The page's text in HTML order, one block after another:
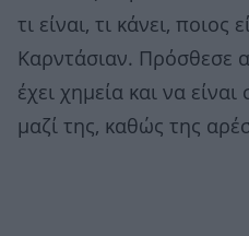
τι είναι, τι κάνει, ποιος
Καρντάσιαν. Πρόσθεσε
έχει χημεία και να
μαζί της, καθώς της